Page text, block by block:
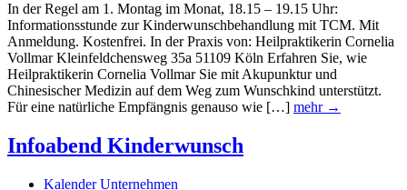
In der Regel am 1. Montag im Monat, 18.15 – 19.15 Uhr:
Informationsstunde zur Kinderwunschbehandlung mit TCM. Mit
Anmeldung. Kostenfrei. In der Praxis von: Heilpraktikerin Cornelia
Vollmar Kleinfeldchensweg 35a 51109 Köln Erfahren Sie, wie
Heilpraktikerin Cornelia Vollmar Sie mit Akupunktur und
Chinesischer Medizin auf dem Weg zum Wunschkind unterstützt.
Für eine natürliche Empfängnis genauso wie […] mehr →
Infoabend Kinderwunsch
Kalender Unternehmen